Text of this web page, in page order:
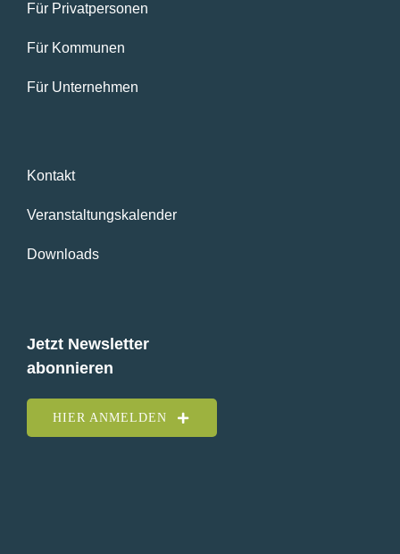
Für Privatpersonen
Für Kommunen
Für Unternehmen
Kontakt
Veranstaltungskalender
Downloads
Jetzt Newsletter
abonnieren
HIER ANMELDEN